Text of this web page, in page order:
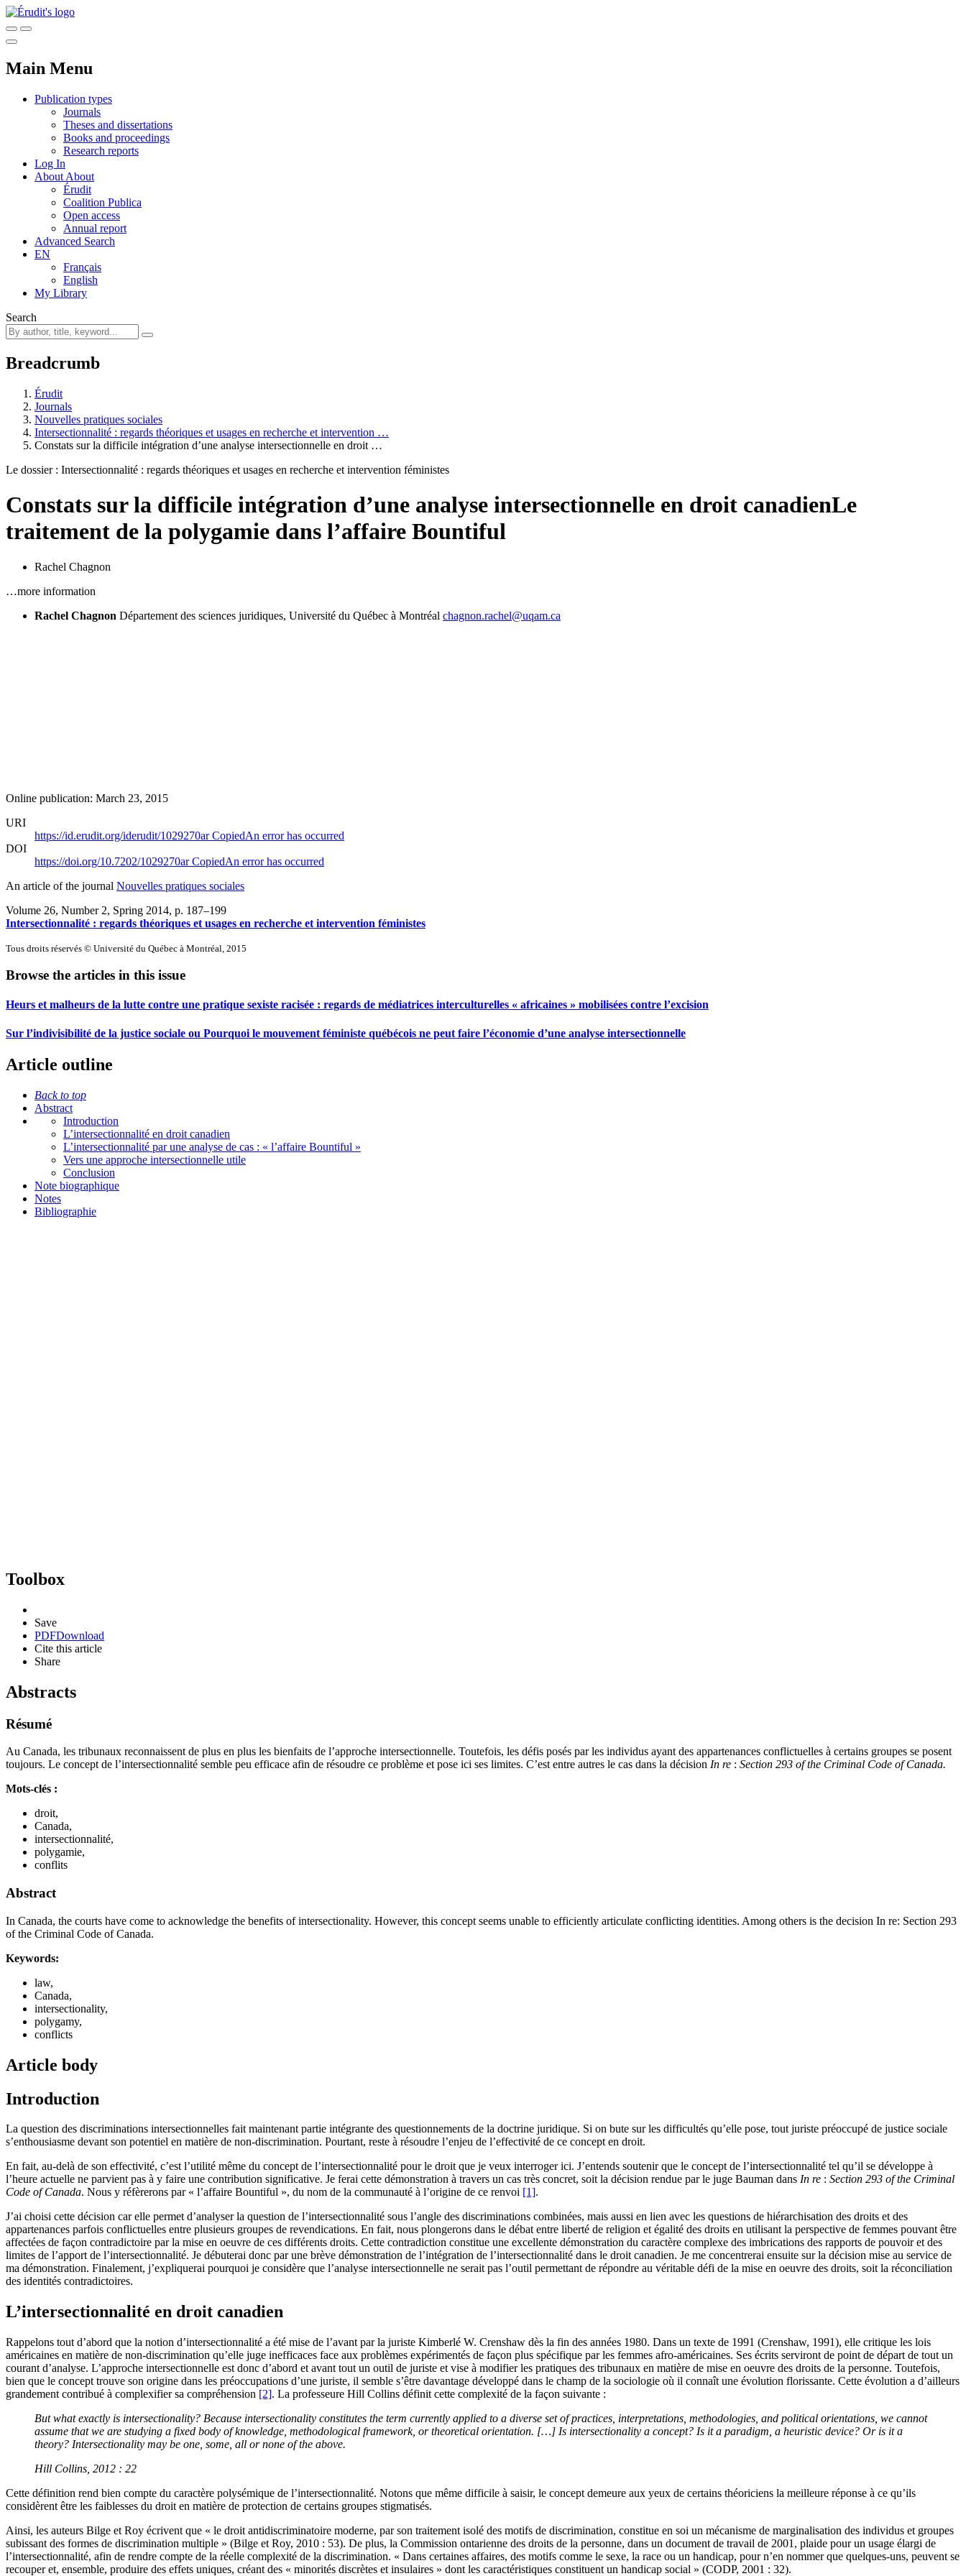
Main Menu
Publication types
Journals
Theses and dissertations
Books and proceedings
Research reports
Log In
About About
Érudit
Coalition Publica
Open access
Annual report
Advanced Search
EN
Français
English
My Library
Search
Breadcrumb
Érudit
Journals
Nouvelles pratiques sociales
Intersectionnalité : regards théoriques et usages en recherche et intervention …
Constats sur la difficile intégration d’une analyse intersectionnelle en droit …
Le dossier : Intersectionnalité : regards théoriques et usages en recherche et intervention féministes
Constats sur la difficile intégration d’une analyse intersectionnelle en droit canadienLe
traitement de la polygamie dans l’affaire Bountiful
Rachel Chagnon
…more information
Rachel Chagnon Département des sciences juridiques, Université du Québec à Montréal chagnon.rachel@uqam.ca
Online publication: March 23, 2015
URI
https://id.erudit.org/iderudit/1029270arCopiedAn error has occurred
DOI
https://doi.org/10.7202/1029270arCopiedAn error has occurred
An article of the journal Nouvelles pratiques sociales
Volume 26, Number 2, Spring 2014, p. 187–199
Intersectionnalité : regards théoriques et usages en recherche et intervention féministes
Tous droits réservés © Université du Québec à Montréal, 2015
Browse the articles in this issue
Heurs et malheurs de la lutte contre une pratique sexiste racisée : regards de médiatrices interculturelles « africaines » mobilisées contre l’excision
Sur l’indivisibilité de la justice sociale ou Pourquoi le mouvement féministe québécois ne peut faire l’économie d’une analyse intersectionnelle
Article outline
Back to top
Abstract
Introduction
L’intersectionnalité en droit canadien
L’intersectionnalité par une analyse de cas : « l’affaire Bountiful »
Vers une approche intersectionnelle utile
Conclusion
Note biographique
Notes
Bibliographie
Toolbox
Save
PDFDownload
Cite this article
Share
Abstracts
Résumé
Au Canada, les tribunaux reconnaissent de plus en plus les bienfaits de l’approche intersectionnelle. Toutefois, les défis posés par les individus ayant des appartenances conflictuelles à certains groupes se posent
toujours. Le concept de l’intersectionnalité semble peu efficace afin de résoudre ce problème et pose ici ses limites. C’est entre autres le cas dans la décision In re : Section 293 of the Criminal Code of Canada.
Mots-clés :
droit,
Canada,
intersectionnalité,
polygamie,
conflits
Abstract
In Canada, the courts have come to acknowledge the benefits of intersectionality. However, this concept seems unable to efficiently articulate conflicting identities. Among others is the decision In re: Section 293
of the Criminal Code of Canada.
Keywords:
law,
Canada,
intersectionality,
polygamy,
conflicts
Article body
Introduction
La question des discriminations intersectionnelles fait maintenant partie intégrante des questionnements de la doctrine juridique. Si on bute sur les difficultés qu’elle pose, tout juriste préoccupé de justice sociale
s’enthousiasme devant son potentiel en matière de non-discrimination. Pourtant, reste à résoudre l’enjeu de l’effectivité de ce concept en droit.
En fait, au-delà de son effectivité, c’est l’utilité même du concept de l’intersectionnalité pour le droit que je veux interroger ici. J’entends soutenir que le concept de l’intersectionnalité tel qu’il se développe à
l’heure actuelle ne parvient pas à y faire une contribution significative. Je ferai cette démonstration à travers un cas très concret, soit la décision rendue par le juge Bauman dans In re : Section 293 of the Criminal
Code of Canada. Nous y réfèrerons par « l’affaire Bountiful », du nom de la communauté à l’origine de ce renvoi [1].
J’ai choisi cette décision car elle permet d’analyser la question de l’intersectionnalité sous l’angle des discriminations combinées, mais aussi en lien avec les questions de hiérarchisation des droits et des
appartenances parfois conflictuelles entre plusieurs groupes de revendications. En fait, nous plongerons dans le débat entre liberté de religion et égalité des droits en utilisant la perspective de femmes pouvant être
affectées de façon contradictoire par la mise en oeuvre de ces différents droits. Cette contradiction constitue une excellente démonstration du caractère complexe des imbrications des rapports de pouvoir et des
limites de l’apport de l’intersectionnalité. Je débuterai donc par une brève démonstration de l’intégration de l’intersectionnalité dans le droit canadien. Je me concentrerai ensuite sur la décision mise au service de
ma démonstration. Finalement, j’expliquerai pourquoi je considère que l’analyse intersectionnelle ne serait pas l’outil permettant de répondre au véritable défi de la mise en oeuvre des droits, soit la réconciliation
des identités contradictoires.
L’intersectionnalité en droit canadien
Rappelons tout d’abord que la notion d’intersectionnalité a été mise de l’avant par la juriste Kimberlé W. Crenshaw dès la fin des années 1980. Dans un texte de 1991 (Crenshaw, 1991), elle critique les lois
américaines en matière de non-discrimination qu’elle juge inefficaces face aux problèmes expérimentés de façon plus spécifique par les femmes afro-américaines. Ses écrits serviront de point de départ de tout un
courant d’analyse. L’approche intersectionnelle est donc d’abord et avant tout un outil de juriste et vise à modifier les pratiques des tribunaux en matière de mise en oeuvre des droits de la personne. Toutefois,
bien que le concept trouve son origine dans les préoccupations d’une juriste, il semble s’être davantage développé dans le champ de la sociologie où il connaît une évolution florissante. Cette évolution a d’ailleurs
grandement contribué à complexifier sa compréhension [2]. La professeure Hill Collins définit cette complexité de la façon suivante :
But what exactly is intersectionality? Because intersectionality constitutes the term currently applied to a diverse set of practices, interpretations, methodologies, and political orientations, we cannot
assume that we are studying a fixed body of knowledge, methodological framework, or theoretical orientation. […] Is intersectionality a concept? Is it a paradigm, a heuristic device? Or is it a
theory? Intersectionality may be one, some, all or none of the above.
Hill Collins, 2012 : 22
Cette définition rend bien compte du caractère polysémique de l’intersectionnalité. Notons que même difficile à saisir, le concept demeure aux yeux de certains théoriciens la meilleure réponse à ce qu’ils
considèrent être les faiblesses du droit en matière de protection de certains groupes stigmatisés.
Ainsi, les auteurs Bilge et Roy écrivent que « le droit antidiscriminatoire moderne, par son traitement isolé des motifs de discrimination, constitue en soi un mécanisme de marginalisation des individus et groupes
subissant des formes de discrimination multiple » (Bilge et Roy, 2010 : 53). De plus, la Commission ontarienne des droits de la personne, dans un document de travail de 2001, plaide pour un usage élargi de
l’intersectionnalité, afin de rendre compte de la réelle complexité de la discrimination. « Dans certaines affaires, des motifs comme le sexe, la race ou un handicap, pour n’en nommer que quelques-uns, peuvent se
recouper et, ensemble, produire des effets uniques, créant des « minorités discrètes et insulaires » dont les caractéristiques constituent un handicap social » (CODP, 2001 : 32).